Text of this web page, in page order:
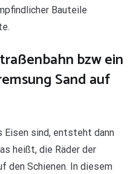
Bauteile
bzw ein
Sand auf
Eisen sind, entsteht dann
heißt, die Räder der
den Schienen. In diesem